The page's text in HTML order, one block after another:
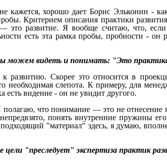
кажется, хорошо дает Борис Эльконин -
Критерием описания практики
это развитие. Я вообще считаю, что,
есть эта рамка пробы, пробности - он
можем видеть и понимать: "Это
развитию. Скорее это относится в
необходимая слепота. К примеру, для
есть видение - он не увидит другого.
что понимание — это не отнесение
понять внутренние пружины
"материал" здесь, я думаю,
цели "преследует" экспертиза практик